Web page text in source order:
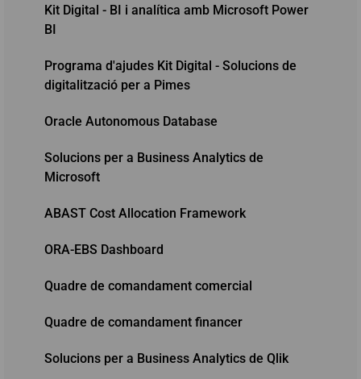
Kit Digital - BI i analítica amb Microsoft Power
BI
Programa d'ajudes Kit Digital - Solucions de
digitalització per a Pimes
Oracle Autonomous Database
Solucions per a Business Analytics de
Microsoft
ABAST Cost Allocation Framework
ORA-EBS Dashboard
Quadre de comandament comercial
Quadre de comandament financer
Solucions per a Business Analytics de Qlik